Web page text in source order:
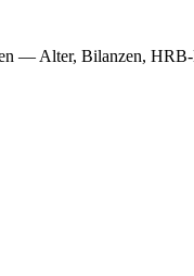
— Alter, Bilanzen,